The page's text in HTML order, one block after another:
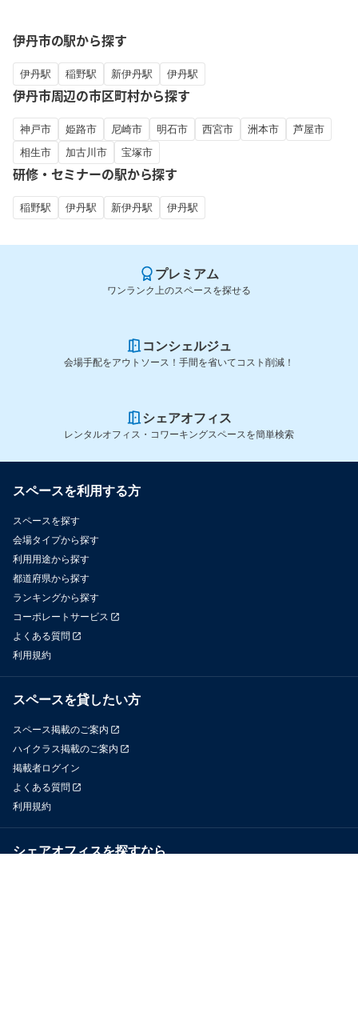
伊丹市の駅から探す
伊丹駅 稲野駅 新伊丹駅 伊丹駅
伊丹市周辺の市区町村から探す
神戸市 姫路市 尼崎市 明石市 西宮市 洲本市
芦屋市
相生市
加古川市 宝塚市
研修・セミナーの駅から探す
稲野駅 伊丹駅 新伊丹駅 伊丹駅
プレミアム
ワンランク上のスペースを探せる
コンシェルジュ
会場手配をアウトソース！手間を省いてコスト削減！
シェアオフィス
レンタルオフィス・コワーキングスペースを簡単検索
スペースを利用する方
スペースを探す
会場タイプから探す
利用用途から探す
都道府県から探す
ランキングから探す
コーポレートサービス
よくある質問
利用規約
スペースを貸したい方
スペース掲載のご案内
ハイクラス掲載のご案内
掲載者ログイン
よくある質問
利用規約
シェアオフィスを探すなら